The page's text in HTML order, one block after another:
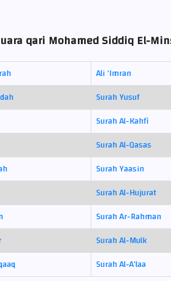
qari Mohamed Siddiq El-
Ali ‘Imran
Surah Yusuf
Surah Al-Kahfi
Surah Al-Qasas
Surah Yaasin
Surah Al-Hujurat
Surah Ar-Rahman
Surah Al-Mulk
Surah Al-A’laa